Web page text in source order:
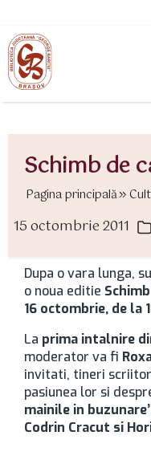
Schimb de
Pagina principală
15 octombrie 2011
Dupa o vara lunga,
o noua editie
16 octombrie, de la
La prima intalnire
moderator va fi
invitati, tineri
pasiunea lor si
mainile in buzunare’
Codrin Cracut si